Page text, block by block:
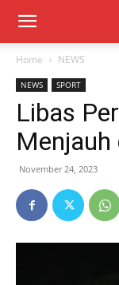
Home NEWS
NEWS SPORT
Libas
Menjauh
November 24, 2023